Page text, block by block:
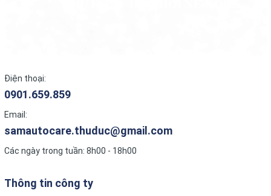
Kết nối Wi-Fi:
Cho phép xem, tải video trực tiếp trên điện thoại dễ dàng
Cảm biến G-Sensor:
Điện thoại:
0901.659.859
Email:
samautocare.thuduc@gmail.com
Các ngày trong tuần: 8h00 - 18h00
Thông tin công ty